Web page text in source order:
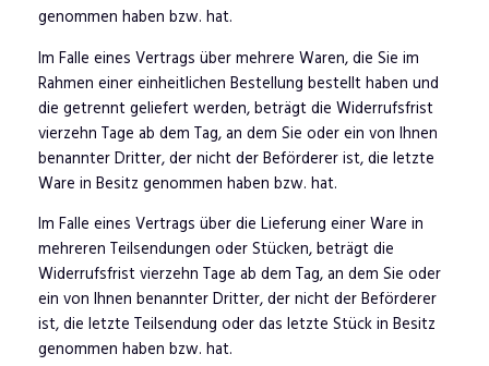
genommen haben bzw. hat.
Im Falle eines Vertrags über mehrere Waren, die Sie im
Rahmen einer einheitlichen Bestellung bestellt haben und
die getrennt geliefert werden, beträgt die Widerrufsfrist
vierzehn Tage ab dem Tag, an dem Sie oder ein von Ihnen
benannter Dritter, der nicht der Beförderer ist, die letzte
Ware in Besitz genommen haben bzw. hat.
Im Falle eines Vertrags über die Lieferung einer Ware in
mehreren Teilsendungen oder Stücken, beträgt die
Widerrufsfrist vierzehn Tage ab dem Tag, an dem Sie oder
ein von Ihnen benannter Dritter, der nicht der Beförderer
ist, die letzte Teilsendung oder das letzte Stück in Besitz
genommen haben bzw. hat.